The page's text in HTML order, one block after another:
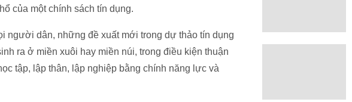
của một chính sách tín dụng.
người dân, những đề xuất mới trong dự thảo tín dụng
ra ở miền xuôi hay miền núi, trong điều kiện thuận
tập, lập thân, lập nghiệp bằng chính năng lực và